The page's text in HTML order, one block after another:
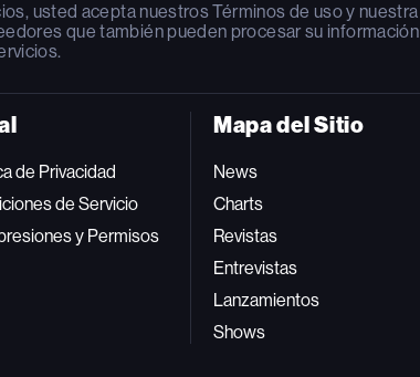
usted acepta nuestrosTérminos de usoy nuestra
que también pueden procesar su información
de Privacidad
de Servicio
y Permisos
Mapa del Sitio
News
Charts
Revistas
Entrevistas
Lanzamientos
Shows